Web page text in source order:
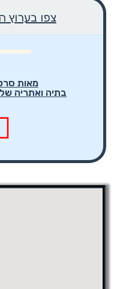
צפו בערוץ
מאות
בתיה ואתריה